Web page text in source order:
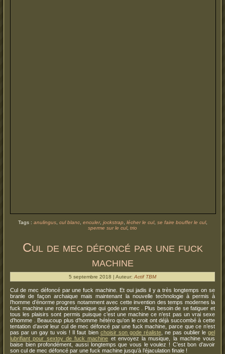
Tags : anulingus, cul blanc, enculer, jockstrap, lécher le cul, se faire bouffer le cul,
sperme sur le cul, trio
Cul de mec défoncé par une fuck
machine
5 septembre 2018 | Auteur: Actif TBM
Cul de mec défoncé par une fuck machine. Et oui jadis il y a très longtemps on se
branle de façon archaique mais maintenant la nouvelle technologie à permis à
l’homme d’énorme progres notamment avec cette invention des temps modernes la
fuck machine une robot mécanique qui gode un mec . Plus besoin de se fatiguer et
tous les plaisirs sont permis puisque c’est une machine ce n’est pas un vrai sexe
d’homme . Beaucoup plus d’homme hétéro qu’on le croit ont déjà succombé à cette
tentation d’avoir leur cul de mec défoncé par une fuck machine, parce que ce n’est
pas par un gay tu vois ! Il faut bien choisir son gode réaliste, ne pas oublier legel
lubrifiant pour sextoy de fuck machine et envoyez la musique, la machine vous
baise bien profondément, aussi longtemps que vous le voulez ! C’est bon d’avoir
son cul de mec défoncé par une fuck machine jusqu’à l’éjaculation finale !